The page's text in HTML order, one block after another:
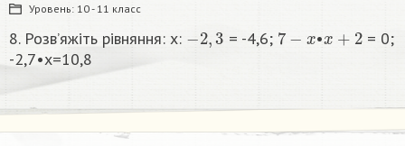
Уровень: 10 - 11 класс
8. Розв’яжіть рівняння: x: 2, = -4,6; 7 •
= 0;
-2,7•x=10,8​